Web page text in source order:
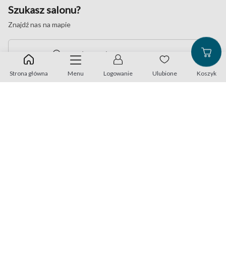
Szukasz salonu?
Znajdź nas na mapie
Znajdź najbliższy punkt na mapie
Strona główna Menu Logowanie Ulubione Koszyk